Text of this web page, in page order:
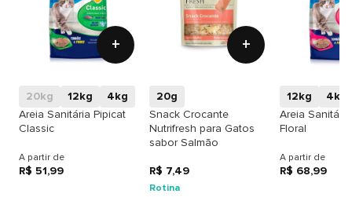
+
20kg 12kg
4kg
Areia Sanitária Pipicat
Classic
A partir de
R$ 51,99
+
20g
Snack Crocante
Nutrifresh para Gatos
sabor Salmão
R$ 7,49
Rotina
12kg
4kg
Areia
Floral
A partir de
R$ 68,99